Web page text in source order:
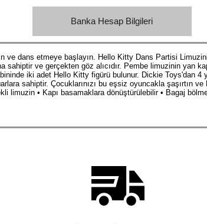
Banka Hesap Bilgileri
ve dans etmeye başlayın. Hello Kitty Dans Partisi
sahiptir ve gerçekten göz alıcıdır. Pembe limuzinin yan
iki adet Hello Kitty figürü bulunur. Dickie Toys'dan
sahiptir. Çocuklarınızı bu eşsiz oyuncakla şaşırtın
limuzin • Kapı basamaklara dönüştürülebilir • Bagaj